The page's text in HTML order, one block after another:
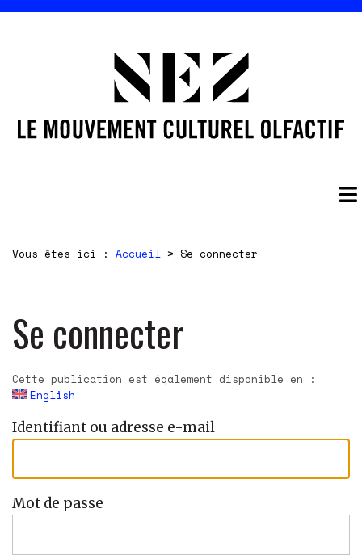
Vous êtes ici : Accueil > Se connecter
Se connecter
Cette publication est également disponible en :
English
Identifiant ou adresse e-mail
Mot de passe